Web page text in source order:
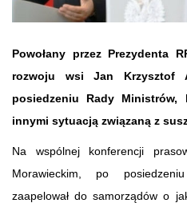
Powołany przez Prezydenta
rozwoju wsi Jan Krzysztof
posiedzeniu Rady Ministrów,
innymi sytuacją związaną z
Na wspólnej konferencji
Morawieckim, po
zaapelował do samorządów o